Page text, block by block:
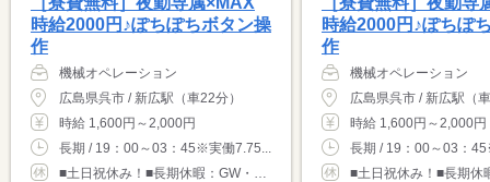
時給2000円♪ぽちぽちボタン操
作
機械オペレーション
広島県呉市 / 新広駅（車22分）
時給 1,600円～2,000円
長期 / 19：00～03：45※実働7.75...
■土日祝休み！■長期休暇：GW・夏季・年末年...
時給2000円♪ぽちぽ
作
機械オペレーション
広島県呉市 / 新広駅（
時給 1,600円～2,000円
長期 / 19：00～03：